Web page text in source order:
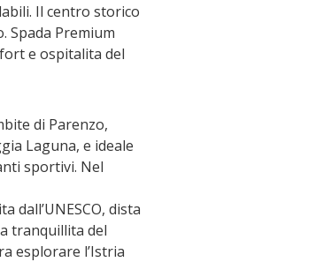
Il centro storico
Spada Premium
e ospitalita del
di Parenzo,
Laguna, e ideale
sportivi. Nel
dall’UNESCO, dista
tranquillita del
esplorare l’Istria